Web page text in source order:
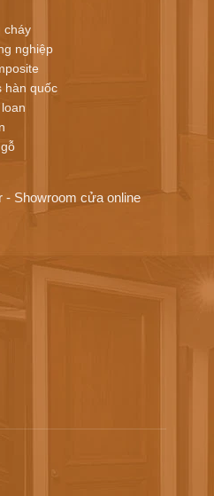
cháy
nghiệp
hàn quốc
- Showroom cửa online